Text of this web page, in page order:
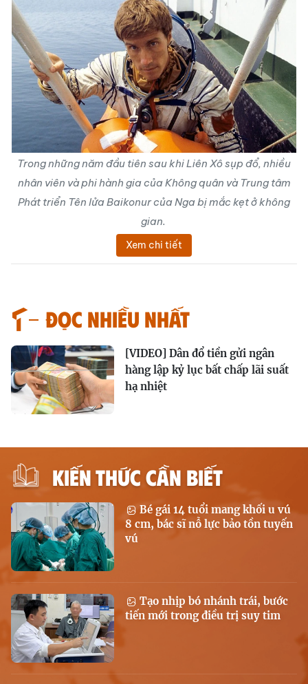
Trong những năm đầu tiên sau khi Liên Xô sụp đổ, nhiều
nhân viên và phi hành gia của Không quân và Trung tâm
Phát triển Tên lửa Baikonur của Nga bị mắc kẹt ở không
gian.
Xem chi tiết
Đọc nhiều nhất
[VIDEO] Dân đổ tiền gửi ngân
hàng lập kỷ lục bất chấp lãi suất
hạ nhiệt
KIẾN THỨC CẦN BIẾT
Bé gái 14 tuổi mang khối u vú
8 cm, bác sĩ nỗ lực bảo tồn tuyến
vú
Tạo nhịp bó nhánh trái, bước
tiến mới trong điều trị suy tim